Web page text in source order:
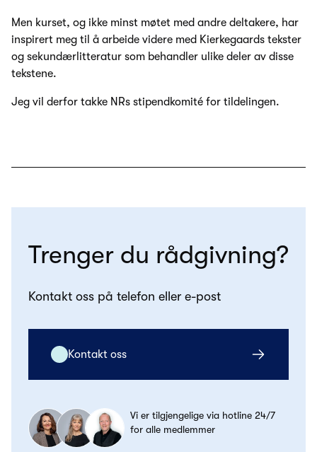
Men kurset, og ikke minst møtet med andre deltakere, har
inspirert meg til å arbeide videre med Kierkegaards tekster
og sekundærlitteratur som behandler ulike deler av disse
tekstene.
Jeg vil derfor takke NRs stipendkomité for tildelingen.
Trenger du rådgivning?
Kontakt oss på telefon eller e-post
Kontakt oss
Vi er tilgjengelige via hotline 24/7
for alle medlemmer